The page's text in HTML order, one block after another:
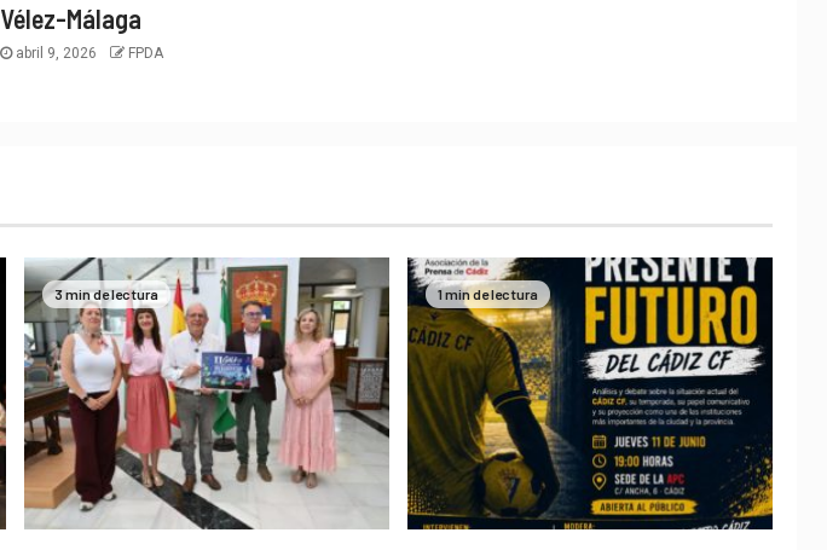
Vélez-Málaga
abril 9, 2026 FPDA
3 min de lectura 1 min de lectura